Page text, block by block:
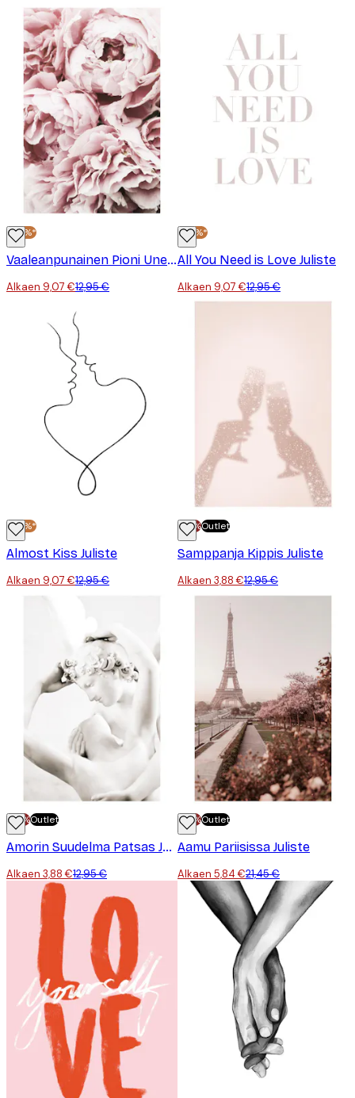
-30%*
Vaaleanpunainen Pioni Unelma Juliste
Alkaen 9,07 €12,95 €
-30%*
All You Need is Love Juliste
Alkaen 9,07 €12,95 €
-30%*
Almost Kiss Juliste
Alkaen 9,07 €12,95 €
-70%Outlet
Samppanja Kippis Juliste
Alkaen 3,88 €12,95 €
-70%Outlet
Amorin Suudelma Patsas Juliste
Alkaen 3,88 €12,95 €
-70%Outlet
Aamu Pariisissa Juliste
Alkaen 5,84 €21,45 €